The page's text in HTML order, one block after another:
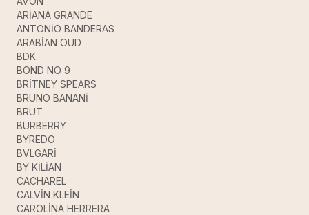
ARİANA GRANDE
ANTONİO BANDERAS
ARABİAN OUD
BDK
BOND NO 9
BRİTNEY SPEARS
BRUNO BANANİ
BRUT
BURBERRY
BYREDO
BVLGARİ
BY KİLİAN
CACHAREL
CALVİN KLEİN
CAROLİNA HERRERA